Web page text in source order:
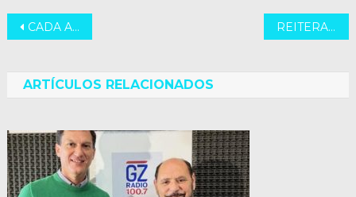
Navegación
entradas
CADA ARGENTINO NUESTRA PRIORIDAD REITERADOS PAROS EN GUARDIAS PEDIÁTRICAS DE SANTA FE
ARTÍCULOS RELACIONADOS